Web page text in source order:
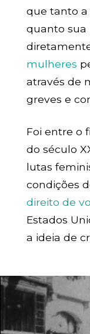
que tanto a
quanto sua
mulheres
através de
greves e
Foi entre o
do século
lutas
condições
direito de
Estados
a ideia de